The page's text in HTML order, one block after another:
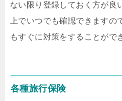
ない限り登録しておく方が良
上でいつでも確認できますの
もすぐに対策をすることがで
各種旅行保険